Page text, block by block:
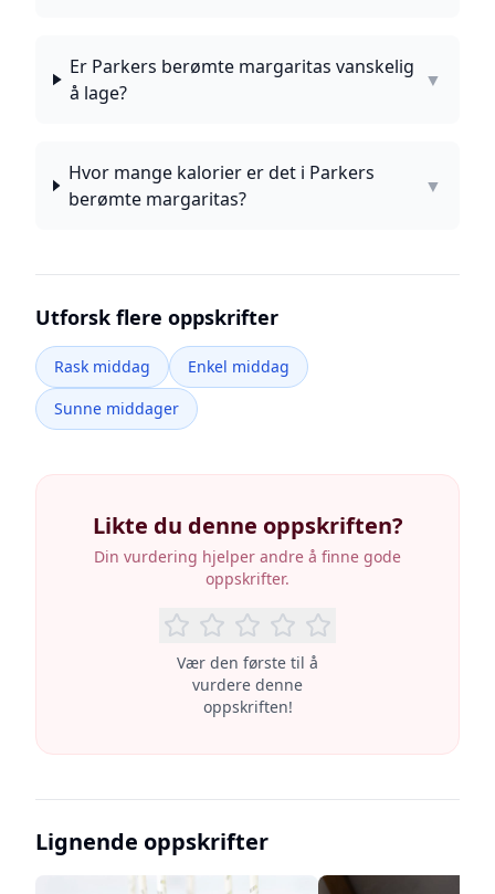
Er Parkers berømte margaritas vanskelig
å lage?
▼
Hvor mange kalorier er det i Parkers
berømte margaritas?
▼
Utforsk flere oppskrifter
Rask middag
Enkel middag
Sunne middager
Likte du denne oppskriften?
Din vurdering hjelper andre å finne gode
oppskrifter.
Vær den første til å
vurdere denne
oppskriften!
Lignende oppskrifter